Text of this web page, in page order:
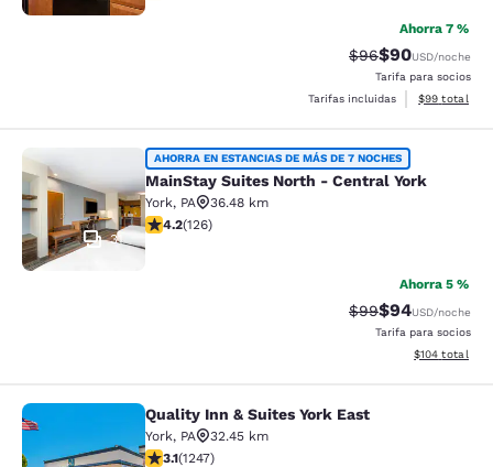
Ahorra 7 %
Precio tachado:
$96Precio con
$90USD/noche
Tarifa para socios
Tarifas incluidas
Ver detalles
$99 total
MainStay Suites North - Central
31
AHORRA EN ESTANCIAS DE MÁS DE 7 NOCHES
MainStay Suites North - Central York
York, PA
36.48 km
calificación de 4.2 estrellas. Excelente. 126 reseñas
4.2(126)
Ahorra 5 %
Precio tachado:
$99Precio con
$94USD/noche
Tarifa para socios
Ver detalles
$104 total
Quality Inn & Suites York East
Quality Inn & Suites York East
York, PA
32.45 km
calificación de 3.13 estrellas. Bueno. 1247 reseñas
3.1(1247)